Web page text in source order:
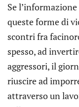
Se
queste forme di
scontri fra
spesso, ad
aggressori, il
riuscire ad
attraverso un